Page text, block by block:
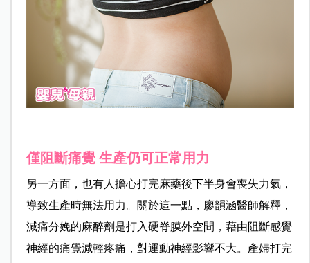
僅阻斷痛覺 生產仍可正常用力
另一方面，也有人擔心打完麻藥後下半身會喪失力氣，
導致生產時無法用力。關於這一點， 廖韻涵醫師解釋，
減痛分娩的麻醉劑是打入硬脊膜外空間，藉由阻斷感覺
神經的痛覺減輕疼痛，對運動神經影響不大。產婦打完